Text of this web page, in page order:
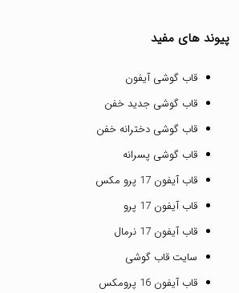
پیوند های مفید
قاب گوشی آیفون
قاب گوشی جدید خفن
قاب گوشی دخترانه خفن
قاب گوشی پسرانه
قاب آیفون 17 پرو مکس
قاب آیفون 17 پرو
قاب آیفون 17 نرمال
سایت قاب گوشی
قاب آیفون 16 پرومکس